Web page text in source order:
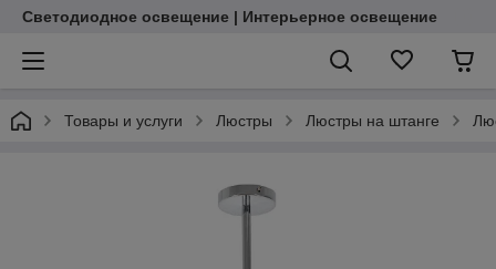
Светодиодное освещение | Интерьерное освещение
Товары и услуги Люстры Люстры на штанге